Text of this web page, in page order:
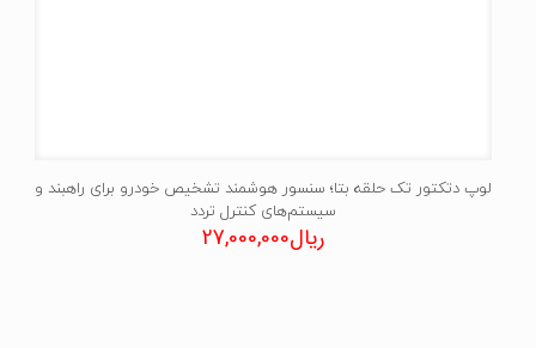
لوپ دتکتور تک حلقه بتا؛ سنسور هوشمند تشخیص خودرو برای راهبند و
سیستم‌های کنترل تردد
ریال27,000,000